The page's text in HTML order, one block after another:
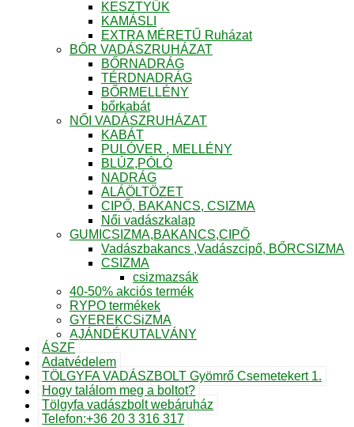
KESZTYŰK
KAMÁSLI
EXTRA MÉRETŰ Ruházat
BŐR VADÁSZRUHÁZAT
BŐRNADRÁG
TÉRDNADRÁG
BŐRMELLÉNY
bőrkabát
NŐI VADÁSZRUHÁZAT
KABÁT
PULÓVER , MELLÉNY
BLÚZ,PÓLÓ
NADRÁG
ALÁÖLTÖZET
CIPŐ, BAKANCS, CSIZMA
Női vadászkalap
GUMICSIZMA,BAKANCS,CIPŐ
Vadászbakancs ,Vadászcipő, BŐRCSIZMA
CSIZMA
csizmazsák
40-50% akciós termék
RYPO termékek
GYEREKCSiZMA
AJÁNDÉKUTALVÁNY
ÁSZF
Adatvédelem
TÖLGYFA VADÁSZBOLT Gyömrő Csemetekert 1.
Hogy találom meg a boltot?
Tölgyfa vadászbolt webáruház
Telefon:+36 20 3 316 317